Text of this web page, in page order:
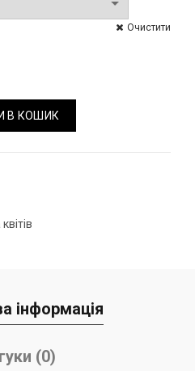
Очистити
В КОШИК
інформація
(0)